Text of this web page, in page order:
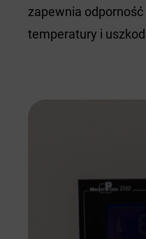
zapewnia
temperatury i